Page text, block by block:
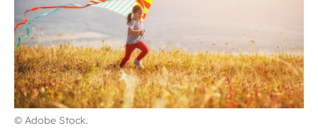
© Adobe Stock.